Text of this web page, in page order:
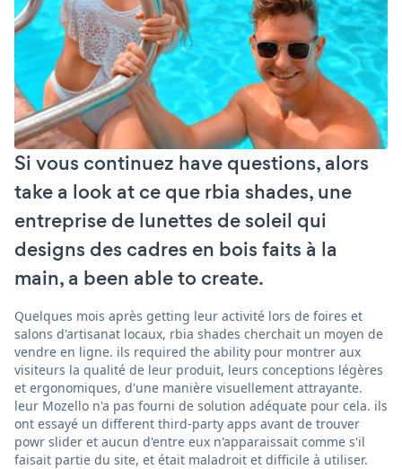
Si vous continuez have questions, alors
take a look at ce que rbia shades, une
entreprise de lunettes de soleil qui
designs des cadres en bois faits à la
main, a been able to create.
Quelques mois après getting leur activité lors de foires et
salons d'artisanat locaux, rbia shades cherchait un moyen de
vendre en ligne. ils required the ability pour montrer aux
visiteurs la qualité de leur produit, leurs conceptions légères
et ergonomiques, d'une manière visuellement attrayante.
leur Mozello n'a pas fourni de solution adéquate pour cela. ils
ont essayé un different third-party apps avant de trouver
powr slider et aucun d'entre eux n'apparaissait comme s'il
faisait partie du site, et était maladroit et difficile à utiliser.